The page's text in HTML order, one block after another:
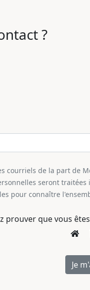
?
courriels de la part de
seront
pour connaître
prouver que vous